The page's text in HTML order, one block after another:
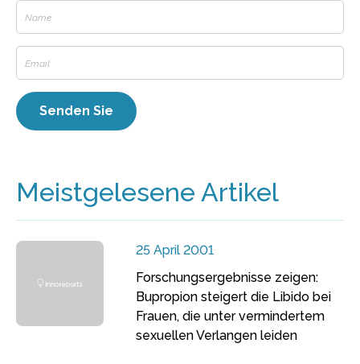
Meistgelesene Artikel
25 April 2001
Forschungsergebnisse zeigen:
Bupropion steigert die Libido bei
Frauen, die unter vermindertem
sexuellen Verlangen leiden